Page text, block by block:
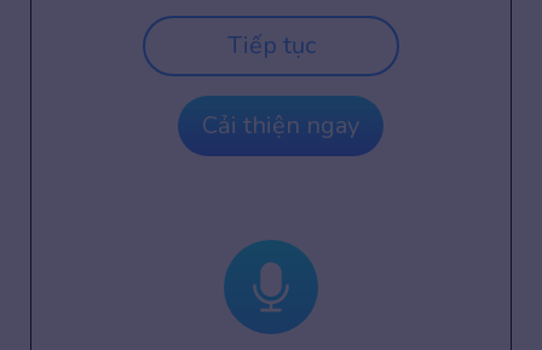
Tiếp tục
Cải thiện ngay